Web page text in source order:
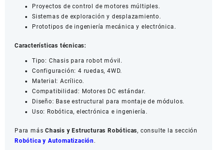
Proyectos de control de motores múltiples.
Sistemas de exploración y desplazamiento.
Prototipos de ingeniería mecánica y electrónica.
Características técnicas:
Tipo: Chasis para robot móvil.
Configuración: 4 ruedas, 4WD.
Material: Acrílico.
Compatibilidad: Motores DC estándar.
Diseño: Base estructural para montaje de módulos.
Uso: Robótica, electrónica e ingeniería.
Para másChasis y Estructuras Robóticas, consulte la sección
Robótica y Automatización.